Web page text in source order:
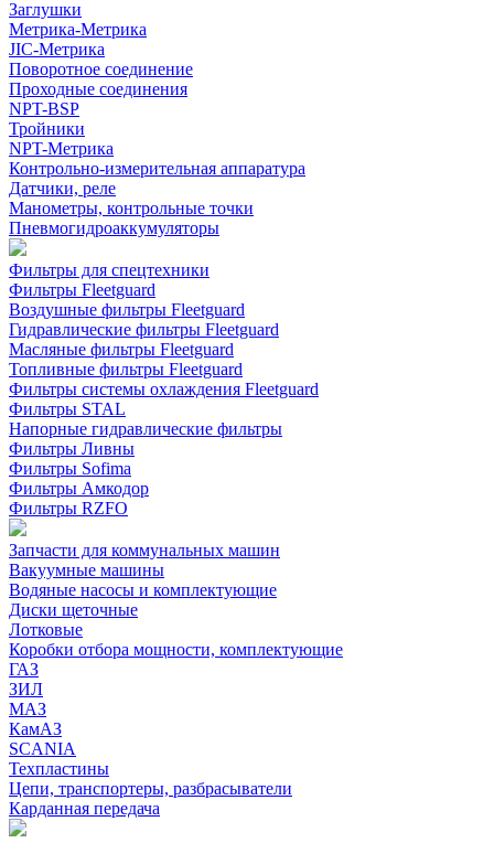
Заглушки
Метрика-Метрика
JIC-Метрика
Поворотное соединение
Проходные соединения
NPT-BSP
Тройники
NPT-Метрика
Контрольно-измерительная аппаратура
Датчики, реле
Манометры, контрольные точки
Пневмогидроаккумуляторы
Фильтры для спецтехники
Фильтры Fleetguard
Воздушные фильтры Fleetguard
Гидравлические фильтры Fleetguard
Масляные фильтры Fleetguard
Топливные фильтры Fleetguard
Фильтры системы охлаждения Fleetguard
Фильтры STAL
Напорные гидравлические фильтры
Фильтры Ливны
Фильтры Sofima
Фильтры Амкодор
Фильтры RZFO
Запчасти для коммунальных машин
Вакуумные машины
Водяные насосы и комплектующие
Диски щеточные
Лотковые
Коробки отбора мощности, комплектующие
ГАЗ
ЗИЛ
МАЗ
КамАЗ
SCANIA
Техпластины
Цепи, транспортеры, разбрасыватели
Карданная передача